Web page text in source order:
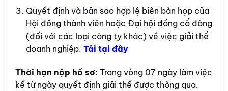
Quyết định và bản sao hợp lệ biên bản họp của
Hội đồng thành viên hoặc Đại hội đồng cổ đông
(đối với các loại công ty khác) về việc giải thể
doanh nghiệp. Tải tại đây
Thời hạn nộp hồ sơ: Trong vòng 07 ngày làm việc
kể từ ngày quyết định giải thể được thông qua.